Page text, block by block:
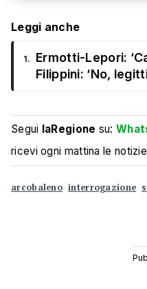
Leggi anche
1.
Ermotti-Lepori:
Filippini: ‘No,
Segui laRegione su:
ricevi ogni mattina le
arcobaleno interrogazione